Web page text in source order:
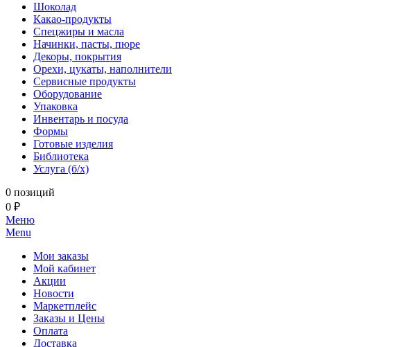
Шоколад
Какао-продукты
Спецжиры и масла
Начинки, пасты, пюре
Декоры, покрытия
Орехи, цукаты, наполнители
Сервисные продукты
Оборудование
Упаковка
Инвентарь и посуда
Формы
Готовые изделия
Библиотека
Услуга (б/х)
0 позиций
0 ₽
Меню
Menu
Мои заказы
Мой кабинет
Акции
Новости
Маркетплейс
Заказы и Цены
Оплата
Доставка